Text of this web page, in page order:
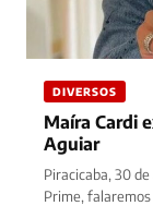
DIVERSOS
Maíra Cardi
Aguiar
Piracicaba, 30 de
Prime,